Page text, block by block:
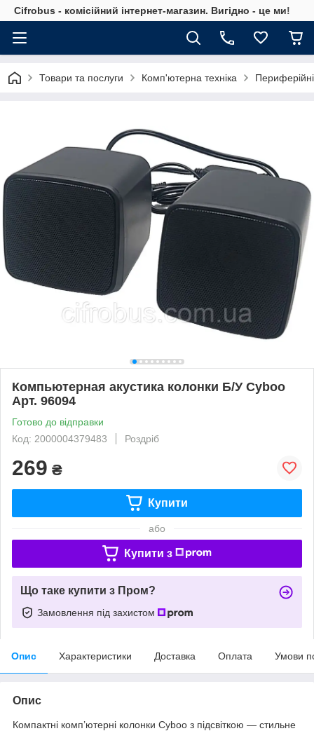
Cifrobus - комiсiйний iнтернет-магазин. Вигiдно - це ми!
Товари та послуги Комп'ютерна техніка
Компьютерная акустика колонки Б/У Cyboo
Арт. 96094
Готово до відправки
Код: 2000004379483
Роздріб
269 ₴
Купити
або
Купити з
Що таке купити з Пром?
Замовлення під захистом
Опис Характеристики Доставка Оплата Умови
Опис
Компактні комп’ютерні колонки Cyboo з підсвіткою — стильне